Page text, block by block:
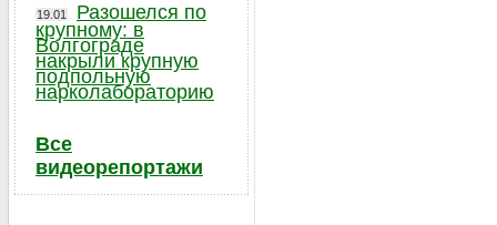
19.01
Разошелся по
крупному: в
Волгограде
накрыли крупную
подпольную
нарколабораторию
Все
видеорепортажи